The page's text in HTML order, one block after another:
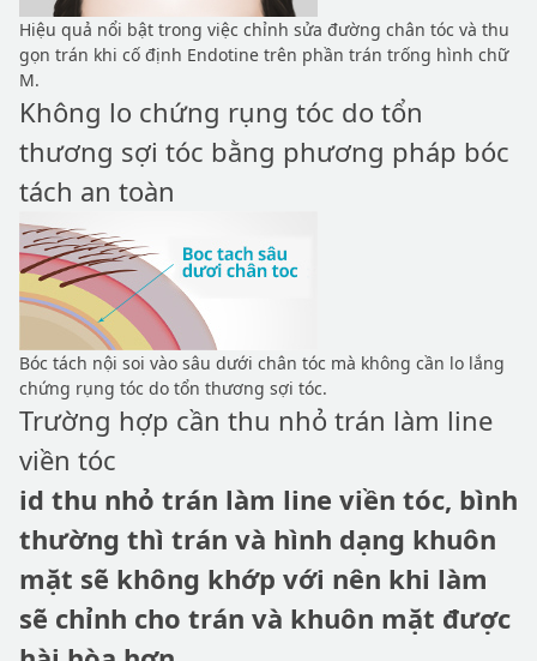
Hiệu quả nổi bật trong việc chỉnh sửa đường chân tóc và thu
gọn trán khi cố định Endotine trên phần trán trống hình chữ
M.
Không lo chứng rụng tóc do tổn
thương sợi tóc bằng phương pháp bóc
tách an toàn
Bóc tách nội soi vào sâu dưới chân tóc mà không cần lo lắng
chứng rụng tóc do tổn thương sợi tóc.
Trường hợp cần thu nhỏ trán làm line
viền tóc
id thu nhỏ trán làm line viền tóc, bình
thường thì trán và hình dạng khuôn
mặt sẽ không khớp với nên khi làm
sẽ chỉnh cho trán và khuôn mặt được